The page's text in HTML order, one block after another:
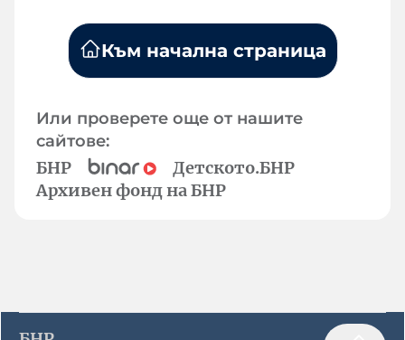
Към начална страница
Или проверете още от нашите
сайтове:
БНР
Детското.БНР
Архивен фонд на БНР